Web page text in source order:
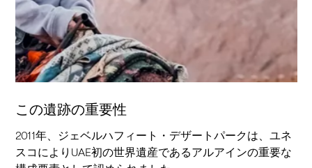
この遺跡の重要性
2011年、ジェベルハフィート・デザートパークは、ユネ
スコによりUAE初の世界遺産であるアルアインの重要な